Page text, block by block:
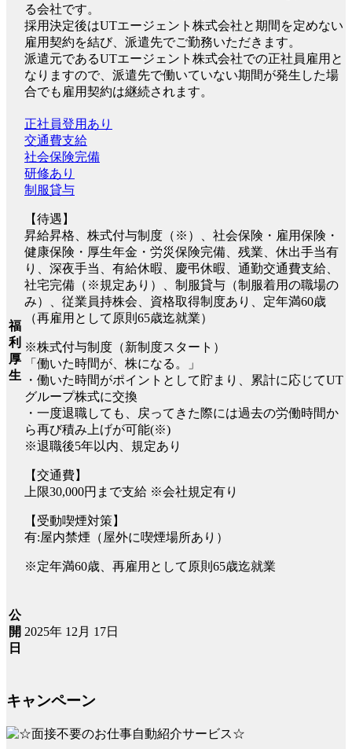
る会社です。
採用決定後はUTエージェント株式会社と期間を定めない
雇用契約を結び、派遣先でご勤務いただきます。
派遣元であるUTエージェント株式会社での正社員雇用と
なりますので、派遣先で働いていない期間が発生した場
合でも雇用契約は継続されます。
福
利
厚
生
正社員登用あり
交通費支給
社会保険完備
研修あり
制服貸与
【待遇】
昇給昇格、株式付与制度（※）、社会保険・雇用保険・
健康保険・厚生年金・労災保険完備、残業、休出手当有
り、深夜手当、有給休暇、慶弔休暇、通勤交通費支給、
社宅完備（※規定あり）、制服貸与（制服着用の職場の
み）、従業員持株会、資格取得制度あり、定年満60歳
（再雇用として原則65歳迄就業）
※株式付与制度（新制度スタート）
「働いた時間が、株になる。」
・働いた時間がポイントとして貯まり、累計に応じてUT
グループ株式に交換
・一度退職しても、戻ってきた際には過去の労働時間か
ら再び積み上げが可能(※)
※退職後5年以内、規定あり
【交通費】
上限30,000円まで支給 ※会社規定有り
【受動喫煙対策】
有:屋内禁煙（屋外に喫煙場所あり）
※定年満60歳、再雇用として原則65歳迄就業
公
開
日
2025年 12月 17日
キャンペーン